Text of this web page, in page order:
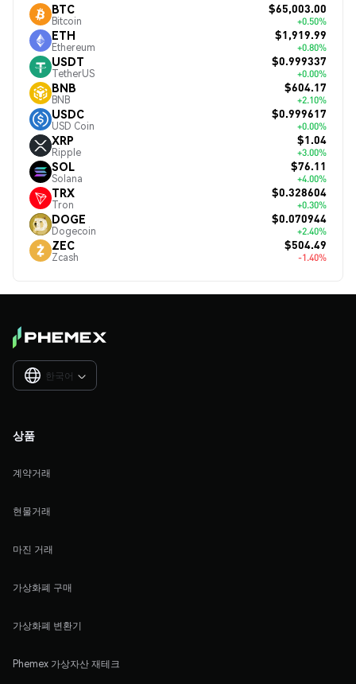
BTC
Bitcoin
$65,003.00
+0.50%
ETH
Ethereum
$1,919.99
+0.80%
USDT
TetherUS
$0.999337
+0.00%
BNB
BNB
$604.17
+2.10%
USDC
USD Coin
$0.999617
+0.00%
XRP
Ripple
$1.04
+3.00%
SOL
Solana
$76.11
+4.00%
TRX
Tron
$0.328604
+0.30%
DOGE
Dogecoin
$0.070944
+2.40%
ZEC
Zcash
$504.49
-1.40%
한국어 
상품
계약거래
현물거래
마진 거래
가상화폐 구매
가상화폐 변환기
Phemex 가상자산 재테크